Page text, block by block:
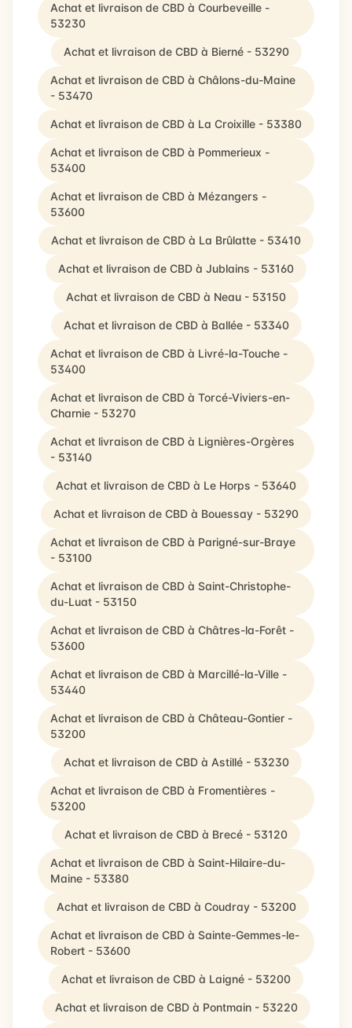
Achat et livraison de CBD à Courbeveille -
53230
Achat et livraison de CBD à Bierné - 53290
Achat et livraison de CBD à Châlons-du-Maine
- 53470
Achat et livraison de CBD à La Croixille - 53380
Achat et livraison de CBD à Pommerieux -
53400
Achat et livraison de CBD à Mézangers -
53600
Achat et livraison de CBD à La Brûlatte - 53410
Achat et livraison de CBD à Jublains - 53160
Achat et livraison de CBD à Neau - 53150
Achat et livraison de CBD à Ballée - 53340
Achat et livraison de CBD à Livré-la-Touche -
53400
Achat et livraison de CBD à Torcé-Viviers-en-
Charnie - 53270
Achat et livraison de CBD à Lignières-Orgères
- 53140
Achat et livraison de CBD à Le Horps - 53640
Achat et livraison de CBD à Bouessay - 53290
Achat et livraison de CBD à Parigné-sur-Braye
- 53100
Achat et livraison de CBD à Saint-Christophe-
du-Luat - 53150
Achat et livraison de CBD à Châtres-la-Forêt -
53600
Achat et livraison de CBD à Marcillé-la-Ville -
53440
Achat et livraison de CBD à Château-Gontier -
53200
Achat et livraison de CBD à Astillé - 53230
Achat et livraison de CBD à Fromentières -
53200
Achat et livraison de CBD à Brecé - 53120
Achat et livraison de CBD à Saint-Hilaire-du-
Maine - 53380
Achat et livraison de CBD à Coudray - 53200
Achat et livraison de CBD à Sainte-Gemmes-le-
Robert - 53600
Achat et livraison de CBD à Laigné - 53200
Achat et livraison de CBD à Pontmain - 53220